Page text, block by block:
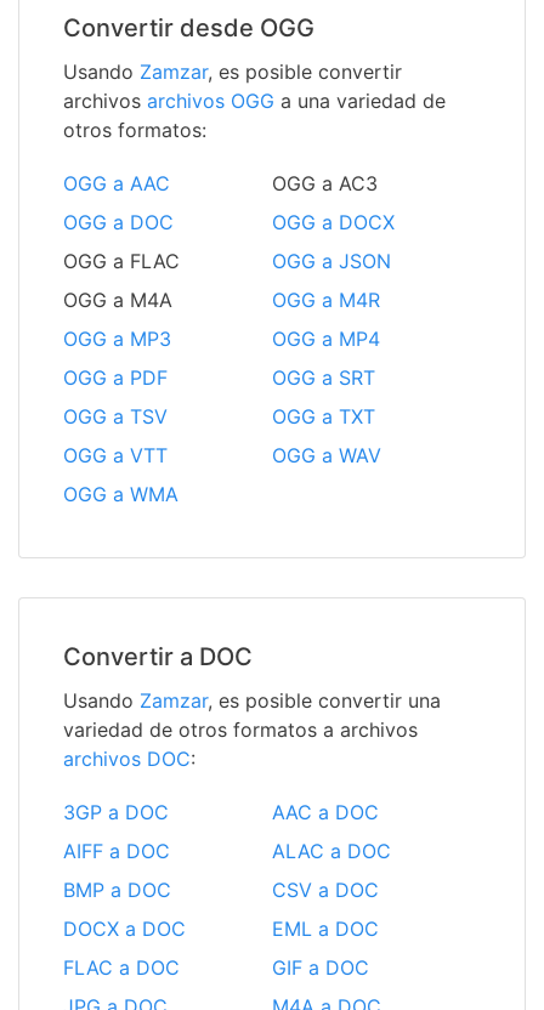
Convertir desde OGG
Usando Zamzar, es posible convertir
archivos archivos OGG a una variedad de
otros formatos:
OGG a AAC
OGG a AC3
OGG a DOC
OGG a DOCX
OGG a FLAC
OGG a JSON
OGG a M4A
OGG a M4R
OGG a MP3
OGG a MP4
OGG a PDF
OGG a SRT
OGG a TSV
OGG a TXT
OGG a VTT
OGG a WAV
OGG a WMA
Convertir a DOC
Usando Zamzar, es posible convertir una
variedad de otros formatos a archivos
archivos DOC:
3GP a DOC
AAC a DOC
AIFF a DOC
ALAC a DOC
BMP a DOC
CSV a DOC
DOCX a DOC
EML a DOC
FLAC a DOC
GIF a DOC